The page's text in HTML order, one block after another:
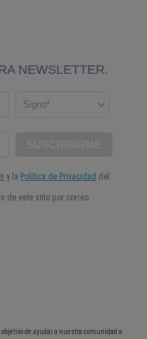
de ayudar a nuestra comunidad a